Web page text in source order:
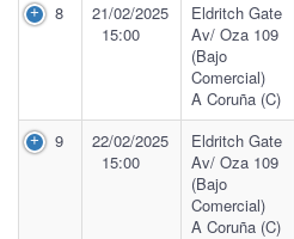
8
21/02/2025
15:00
Eldritch Gate
Av/ Oza 109
(Bajo
Comercial)
A Coruña (C)
9
22/02/2025
15:00
Eldritch Gate
Av/ Oza 109
(Bajo
Comercial)
A Coruña (C)